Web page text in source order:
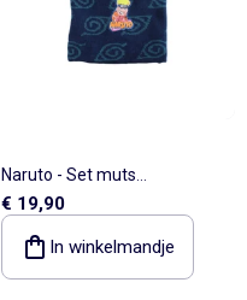
Naruto - Set muts
handschoenen sjaal jongen
€ 19,90
In winkelmandje